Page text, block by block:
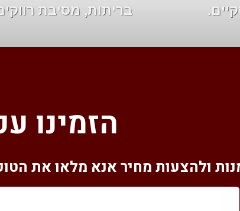
בריתות, מסיבת
הזמינו
ולהצעות מחיר אנא מלאו את